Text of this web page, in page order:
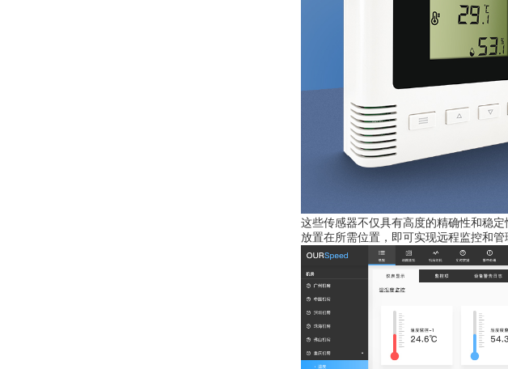
这些传感器不仅具有高度的精确性和稳
放置在所需位置，即可实现远程监控和